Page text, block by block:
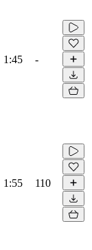
1:45 -
1:55 110